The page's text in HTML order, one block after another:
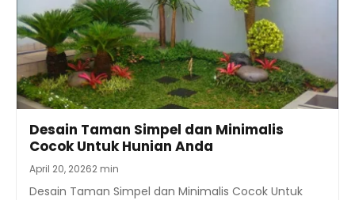
Desain Taman Simpel dan Minimalis
Cocok Untuk Hunian Anda
April 20, 20262 min
Desain Taman Simpel dan Minimalis Cocok Untuk